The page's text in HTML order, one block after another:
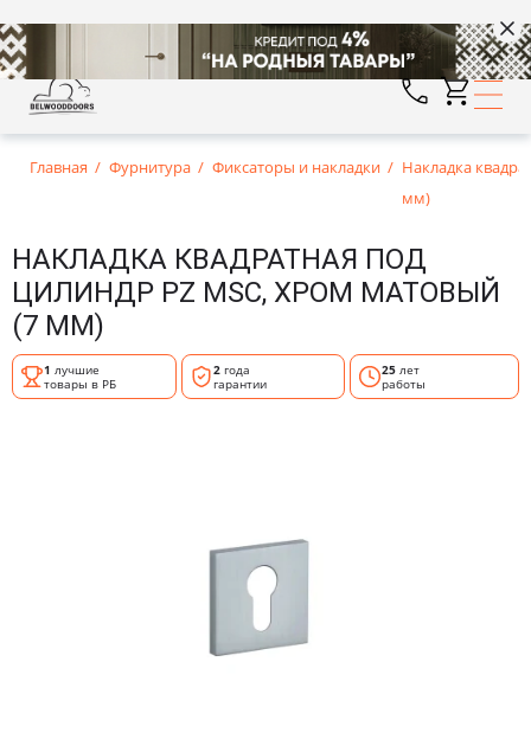
Главная Фурнитура Фиксаторы и накладки
Накладка
мм)
НАКЛАДКА КВАДРАТНАЯ ПОД
ЦИЛИНДР PZ MSC, ХРОМ МАТОВЫЙ
(7 ММ)
1 лучшие
товары в РБ
2года
гарантии
25 лет
работы